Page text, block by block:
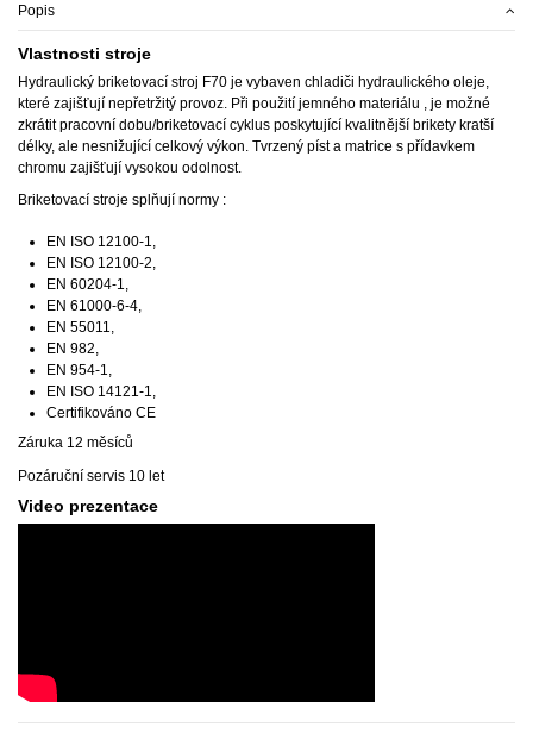
Popis
Vlastnosti stroje
Hydraulický briketovací stroj F70 je vybaven chladiči hydraulického oleje,
které zajišťují nepřetržitý provoz. Při použití jemného materiálu , je možné
zkrátit pracovní dobu/briketovací cyklus poskytující kvalitnější brikety kratší
délky, ale nesnižující celkový výkon. Tvrzený píst a matrice s přídavkem
chromu zajišťují vysokou odolnost.
Briketovací stroje splňují normy :
EN ISO 12100-1,
EN ISO 12100-2,
EN 60204-1,
EN 61000-6-4,
EN 55011,
EN 982,
EN 954-1,
EN ISO 14121-1,
Certifikováno CE
Záruka 12 měsíců
Pozáruční servis 10 let
Video prezentace